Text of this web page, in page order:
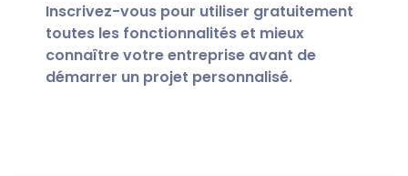
Inscrivez-vous pour utiliser gratuitement
toutes les fonctionnalités et mieux
connaître votre entreprise avant de
démarrer un projet personnalisé.